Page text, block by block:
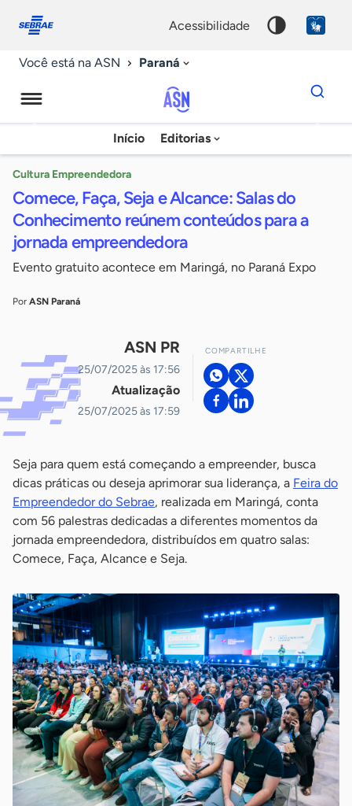
conosco
acessibilidade
Você está na ASN Paraná
Agência
Sebrae
Notícias
Início Editorias
Dados
para
chave
Cultura Empreendedora
Comece, Faça, Seja e Alcance: Salas do
Conhecimento reúnem conteúdos para a
jornada empreendedora
Evento gratuito acontece em Maringá, no Paraná Expo
Por ASN Paraná
ASN PR
25/07/2025 às 17:56
Atualização
25/07/2025 às 17:59
COMPARTILHE
Seja para quem está começando a empreender, busca
dicas práticas ou deseja aprimorar sua liderança, a Feira do
Empreendedor do Sebrae, realizada em Maringá, conta
com 56 palestras dedicadas a diferentes momentos da
jornada empreendedora, distribuídos em quatro salas:
Comece, Faça, Alcance e Seja.